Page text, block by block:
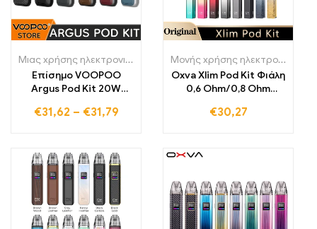
Μιας χρήσης ηλεκτρονικά τσιγάρα Λιθουανία ,Μονής χρήσης
Επίσημο VOOPOO
Argus Pod Kit 20W
αντιστάσεις E τσιγάρο
Cartridge ατμοποιητής
€31,62 – €31,79
Μονής χρήσης ηλεκτρονικά τσιγάρα Πολωνία
Oxva Xlim Pod Kit Φιάλη
0,6 Ohm/0,8 Ohm
€30,27